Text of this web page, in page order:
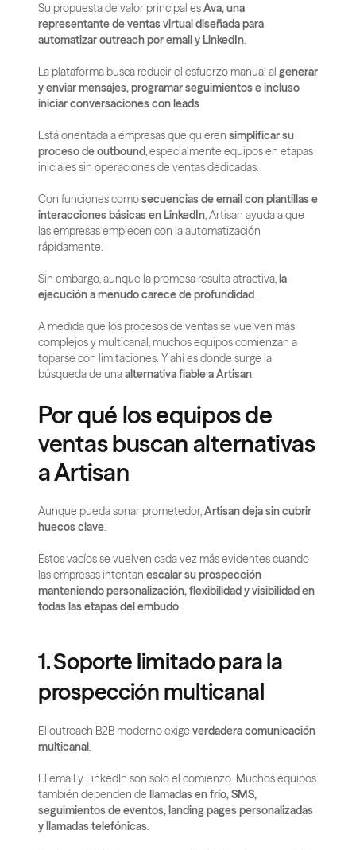
Su propuesta de valor principal es Ava, una
representante de ventas virtual diseñada para
automatizar outreach por email y LinkedIn.
La plataforma busca reducir el esfuerzo manual al generar
y enviar mensajes, programar seguimientos e incluso
iniciar conversaciones con leads.
Está orientada a empresas que quieren simplificar su
proceso de outbound, especialmente equipos en etapas
iniciales sin operaciones de ventas dedicadas.
Con funciones como secuencias de email con plantillas e
interacciones básicas en LinkedIn, Artisan ayuda a que
las empresas empiecen con la automatización
rápidamente.
Sin embargo, aunque la promesa resulta atractiva, la
ejecución a menudo carece de profundidad.
A medida que los procesos de ventas se vuelven más
complejos y multicanal, muchos equipos comienzan a
toparse con limitaciones. Y ahí es donde surge la
búsqueda de una alternativa fiable a Artisan.
Por qué los equipos de
ventas buscan alternativas
a Artisan
Aunque pueda sonar prometedor, Artisan deja sin cubrir
huecos clave.
Estos vacíos se vuelven cada vez más evidentes cuando
las empresas intentan escalar su prospección
manteniendo personalización, flexibilidad y visibilidad en
todas las etapas del embudo.
1. Soporte limitado para la
prospección multicanal
El outreach B2B moderno exige verdadera comunicación
multicanal.
El email y LinkedIn son solo el comienzo. Muchos equipos
también dependen de llamadas en frío, SMS,
seguimientos de eventos, landing pages personalizadas
y llamadas telefónicas.